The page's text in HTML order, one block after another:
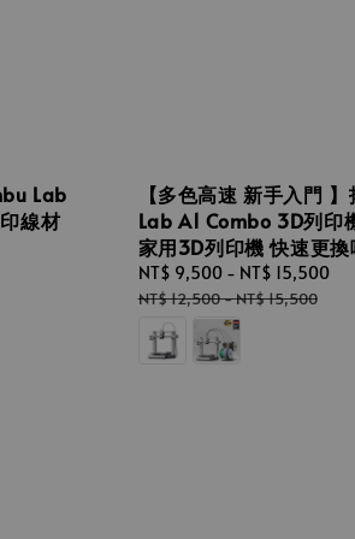
Lab
線材
【多色高速 新手入門
Lab A1 Combo 3D列印
家用3D列印機 快速更換
Sale
price
NT$ 9,500- NT$ 15,500
NT$ 12,500-NT$ 15,500